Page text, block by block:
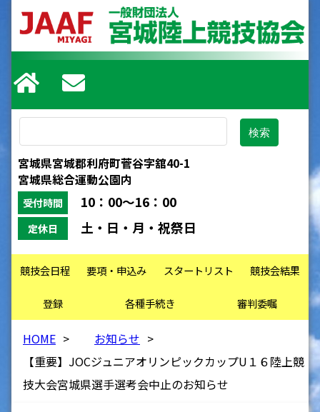
宮城県宮城郡利府町菅谷字舘40-1
宮城県総合運動公園内
受付時間 10：00～16：00
定休日 土・日・月・祝祭日
競技会日程 要項・申込み スタートリスト 競技会結果
登録 各種手続き 審判委嘱
HOME > お知らせ >
【重要】JOCジュニアオリンピックカップU１６陸上競
技大会宮城県選手選考会中止のお知らせ